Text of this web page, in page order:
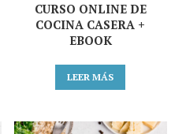
CURSO ONLINE DE
COCINA CASERA +
EBOOK
LEER MÁS